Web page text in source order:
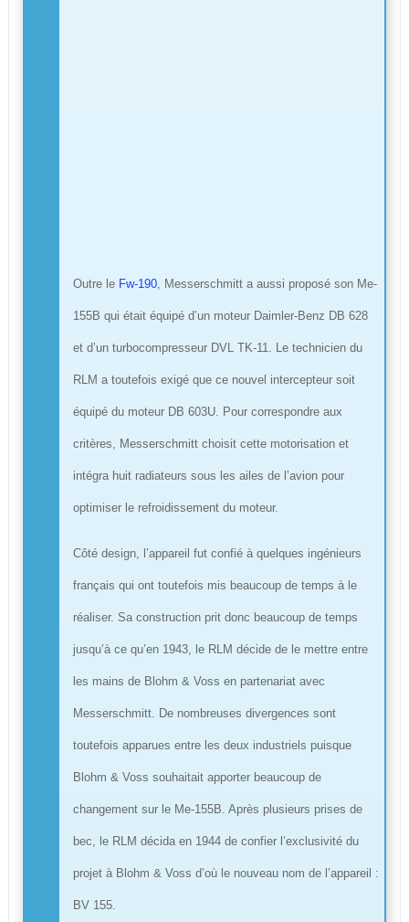
Outre le Fw-190, Messerschmitt a aussi proposé son Me-
155B qui était équipé d’un moteur Daimler-Benz DB 628
et d’un turbocompresseur DVL TK-11. Le technicien du
RLM a toutefois exigé que ce nouvel intercepteur soit
équipé du moteur DB 603U. Pour correspondre aux
critères, Messerschmitt choisit cette motorisation et
intégra huit radiateurs sous les ailes de l’avion pour
optimiser le refroidissement du moteur.
Côté design, l’appareil fut confié à quelques ingénieurs
français qui ont toutefois mis beaucoup de temps à le
réaliser. Sa construction prit donc beaucoup de temps
jusqu’à ce qu’en 1943, le RLM décide de le mettre entre
les mains de Blohm & Voss en partenariat avec
Messerschmitt. De nombreuses divergences sont
toutefois apparues entre les deux industriels puisque
Blohm & Voss souhaitait apporter beaucoup de
changement sur le Me-155B. Après plusieurs prises de
bec, le RLM décida en 1944 de confier l’exclusivité du
projet à Blohm & Voss d’où le nouveau nom de l’appareil :
BV 155.